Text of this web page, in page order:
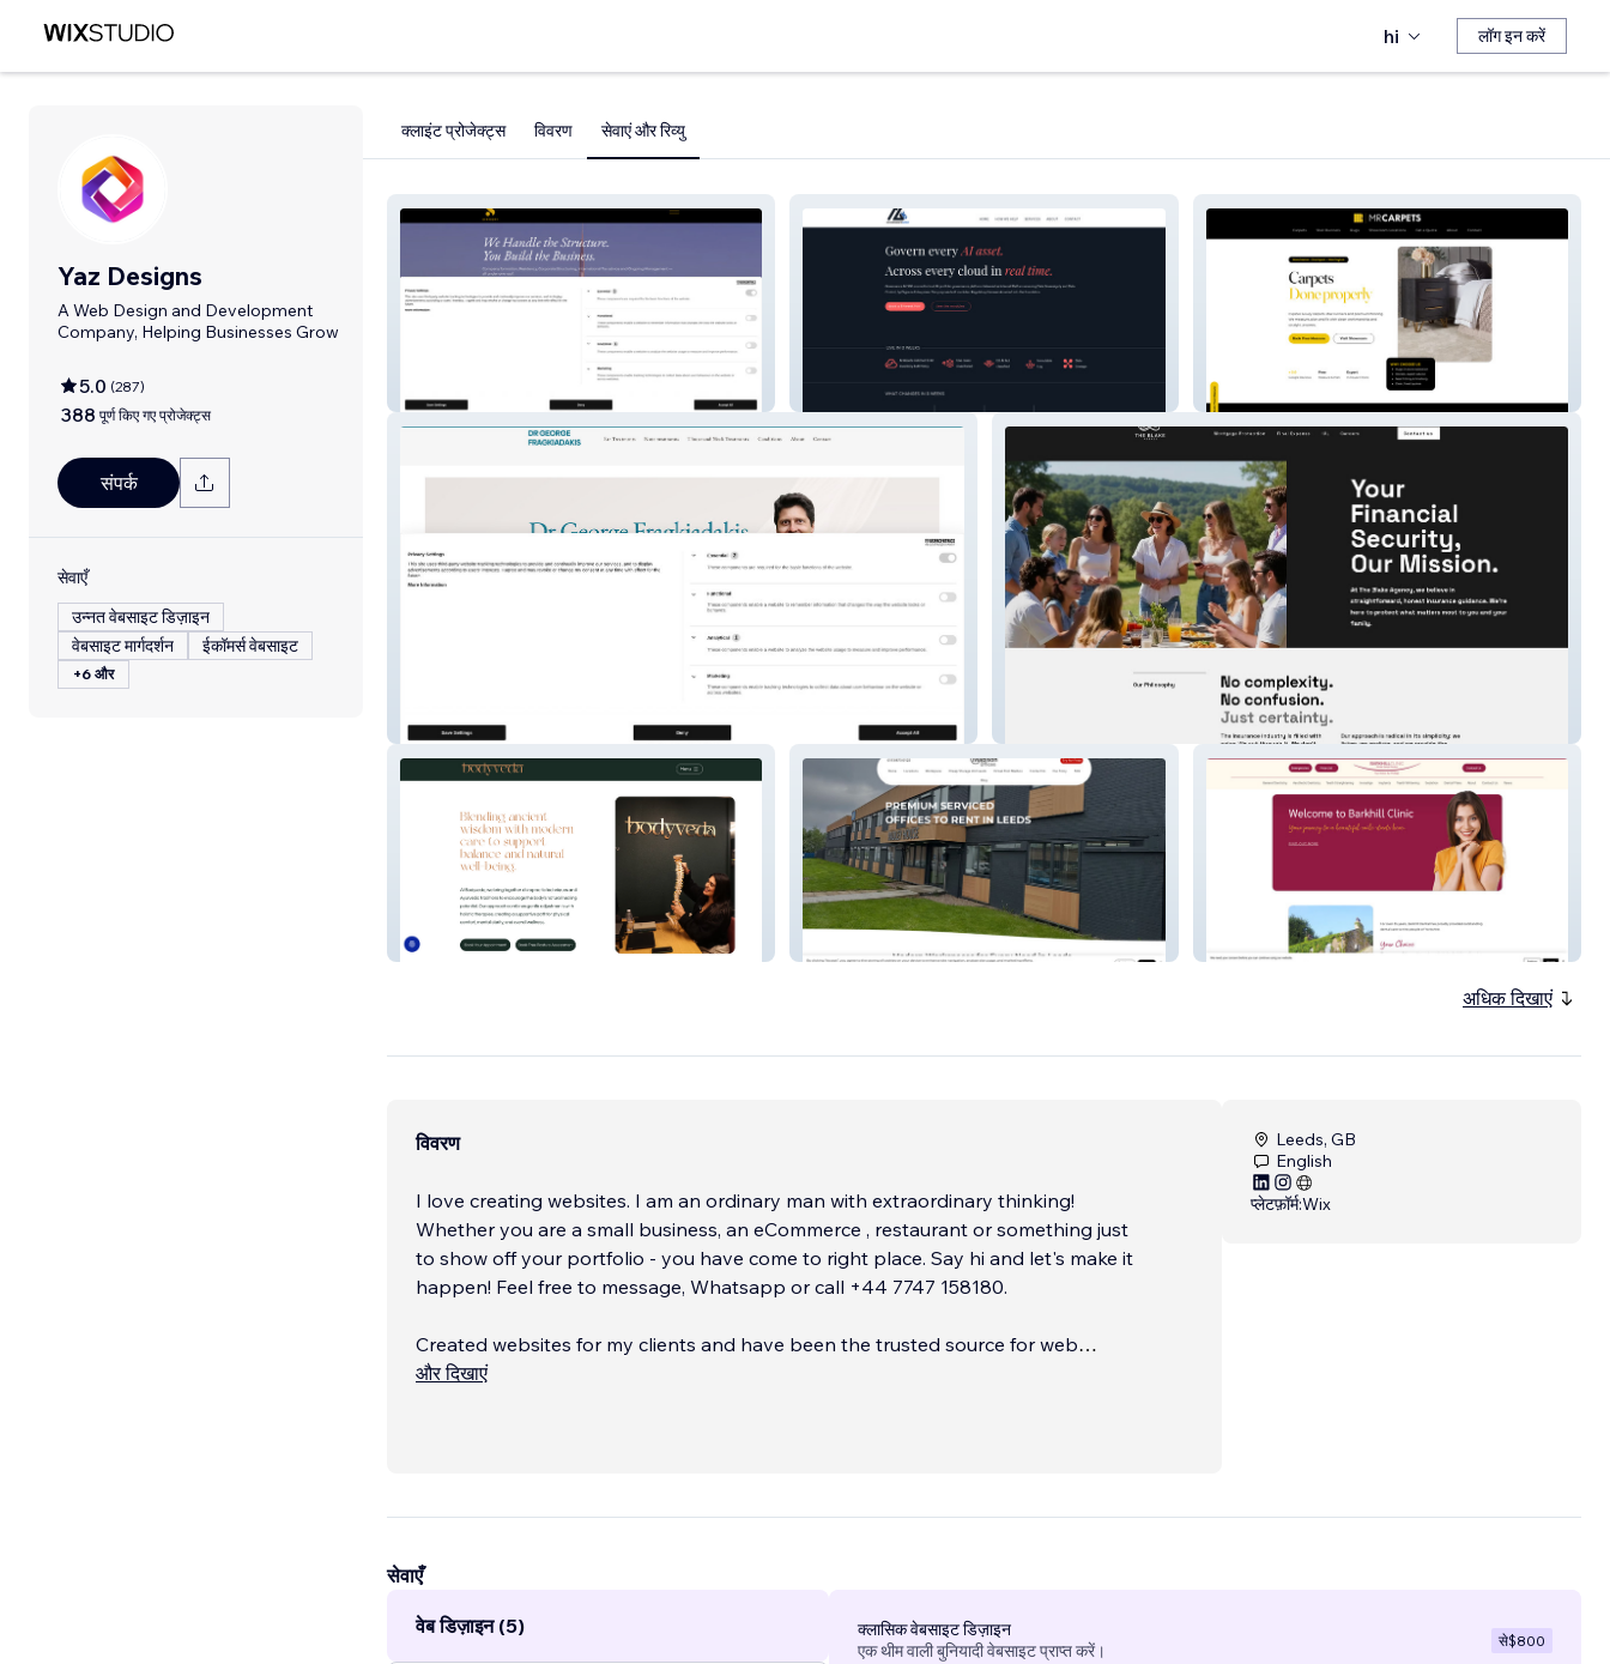
hi लॉग इन करें
Yaz Designs
A Web Design and Development
Company, Helping Businesses Grow
5.0 (287)
388 पूर्ण किए गए प्रोजेक्ट्स
संपर्क
सेवाएँ
उन्नत वेबसाइट डिज़ाइन
वेबसाइट मार्गदर्शन
ईकॉमर्स वेबसाइट
+6 और
क्लाइंट प्रोजेक्ट्स विवरण सेवाएं और रिव्यु
Syntropy Corporate Governance AI 360 MR. Carpets
Dr George Fragkiadakis ENT Specialist
bodyveda Barkhill Dental
अधिक दिखाएं
विवरण
I love creating websites. I am an ordinary man with extraordinary thinking!
Whether you are a small business, an eCommerce , restaurant or something just
to show off your portfolio - you have come to right place. Say hi and let's make it
happen! Feel free to message, Whatsapp or call +44 7747 158180.
Created websites for my clients and have been the trusted source for web
designing with 5 star rating for businesses
और दिखाएं
Leeds, GB
English
प्लेटफ़ॉर्म:Wix
सेवाएँ
वेब डिज़ाइन (5)
क्लासिक वेबसाइट डिज़ाइन
एक थीम वाली बुनियादी वेबसाइट प्राप्त करें।
से$800